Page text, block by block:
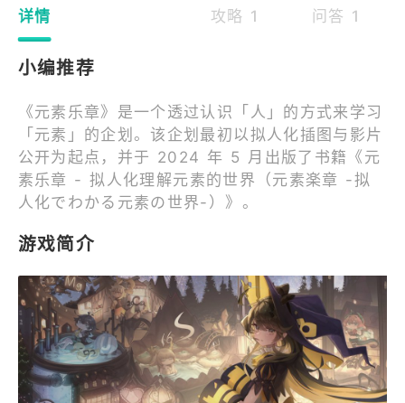
详情 攻略 1 问答 1
小编推荐
《元素乐章》是一个透过认识「人」的方式来学习
「元素」的企划。该企划最初以拟人化插图与影片
公开为起点，并于 2024 年 5 月出版了书籍《元
素乐章 - 拟人化理解元素的世界（元素楽章 -拟
人化でわかる元素の世界-）》。
游戏简介